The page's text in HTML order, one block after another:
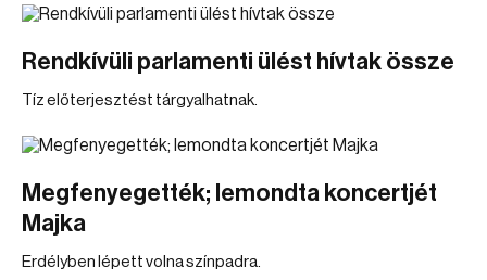
Rendkívüli parlamenti ülést hívtak össze
Tíz előterjesztést tárgyalhatnak.
Megfenyegették; lemondta koncertjét
Majka
Erdélyben lépett volna színpadra.